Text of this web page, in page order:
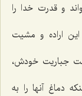
و قدرت خدا را
اراده و مشیت
جباریت خودش،
دماغ آنها را به